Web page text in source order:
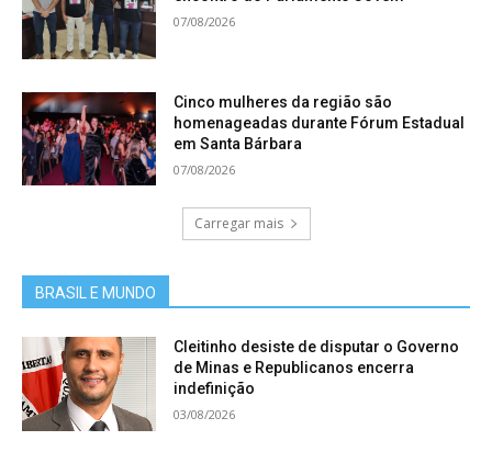
07/08/2026
Cinco mulheres da região são
homenageadas durante Fórum Estadual
em Santa Bárbara
07/08/2026
Carregar mais
BRASIL E MUNDO
Cleitinho desiste de disputar o Governo
de Minas e Republicanos encerra
indefinição
03/08/2026